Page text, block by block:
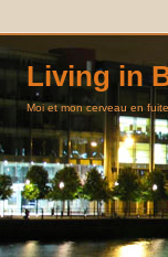
Living in
Moi et mon cerveau en